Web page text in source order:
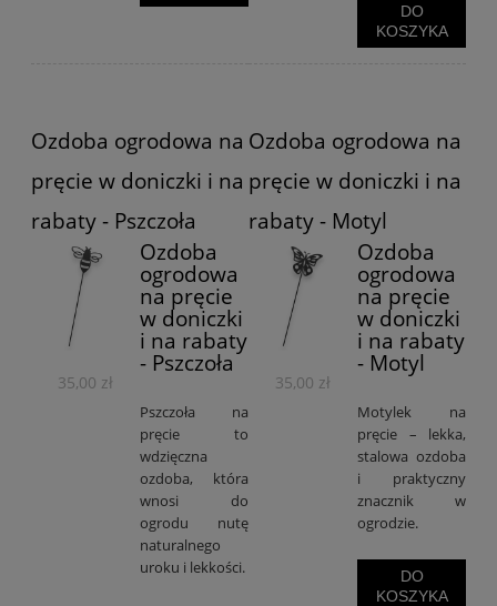
DO
KOSZYKA
Ozdoba ogrodowa na
pręcie w doniczki i na
rabaty - Pszczoła
35,00 zł
Ozdoba
ogrodowa
na pręcie
w doniczki
i na rabaty
- Pszczoła
Pszczoła na
pręcie to
wdzięczna
ozdoba, która
wnosi do
ogrodu nutę
naturalnego
uroku i lekkości.
Ozdoba ogrodowa na
pręcie w doniczki i na
rabaty - Motyl
35,00 zł
Ozdoba
ogrodowa
na pręcie
w doniczki
i na rabaty
- Motyl
Motylek na
pręcie – lekka,
stalowa ozdoba
i praktyczny
znacznik w
ogrodzie.
DO
KOSZYKA